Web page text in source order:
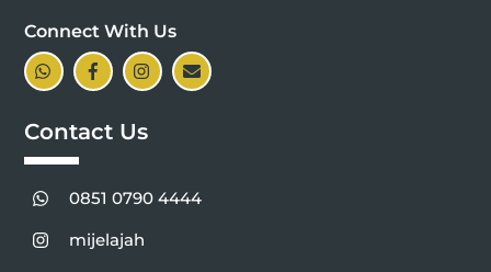
Connect With Us
Icon
Icon
Icon
Icon
Contact Us
0851 0790 4444
mijelajah